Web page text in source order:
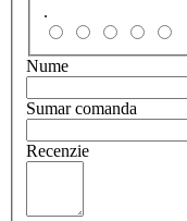
.
Nume
Sumar comanda
Recenzie